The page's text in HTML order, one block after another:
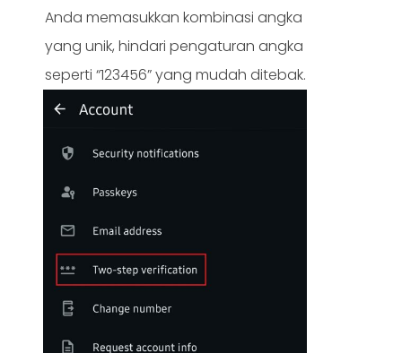
Anda memasukkan kombinasi angka
yang unik, hindari pengaturan angka
seperti “123456” yang mudah ditebak.